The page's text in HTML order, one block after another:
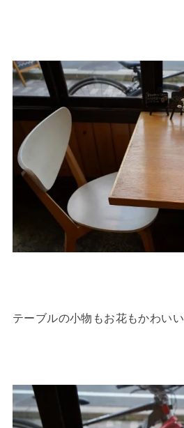
テーブルの小物もお花もかわいい